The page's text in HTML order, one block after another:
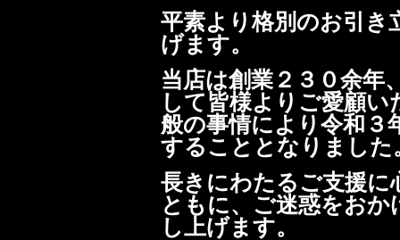
平素より格別のお引き
げます。
当店は創業２３０余年
して皆様よりご愛顧
般の事情により令和３
することとなりました
長きにわたるご支援に
ともに、ご迷惑をお
し上げます。